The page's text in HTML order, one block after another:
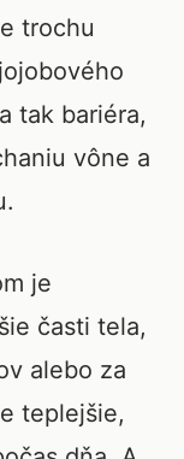
trochu
tak bariéra,
vône a
je
časti tela,
alebo za
teplejšie,